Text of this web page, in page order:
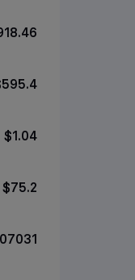
$1.04
$75.2